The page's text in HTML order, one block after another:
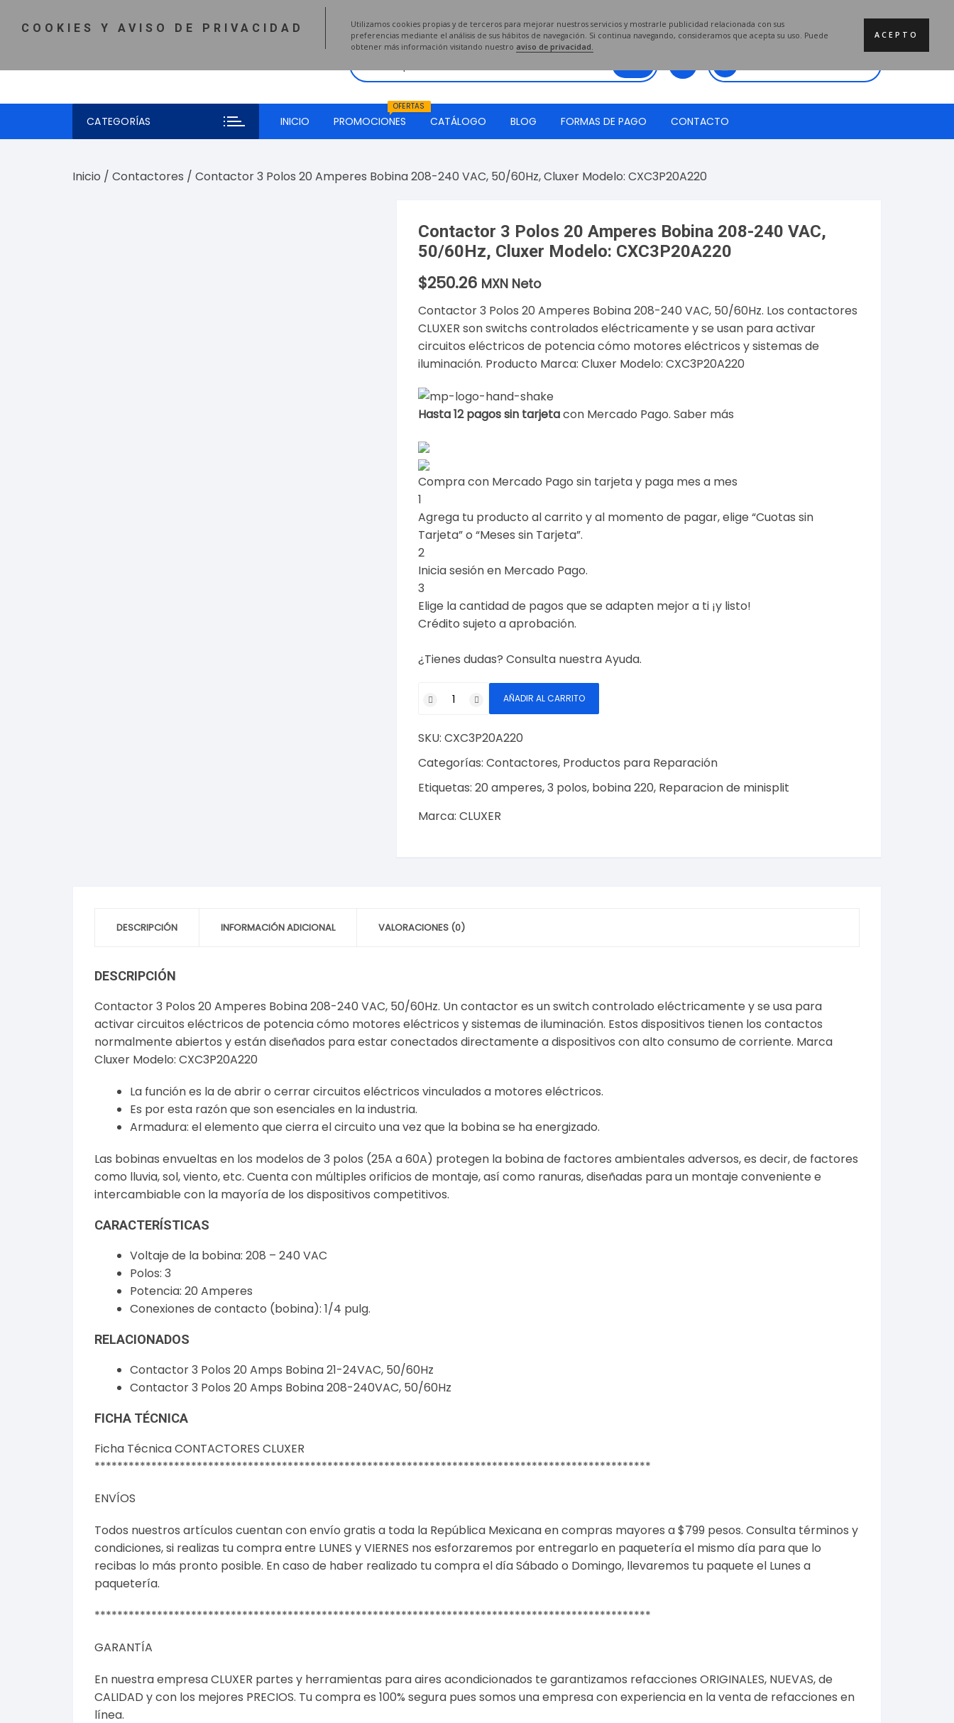
COOKIES Y AVISO DE PRIVACIDAD
Utilizamos cookies propias y de terceros para mejorar nuestros servicios y mostrarle publicidad relacionada con sus
preferencias mediante el análisis de sus hábitos de navegación. Si continua navegando, consideramos que acepta su uso. Puede
obtener más información visitando nuestro aviso de privacidad.
ACEPTO
CATEGORÍAS INICIO PROMOCIONES
OFERTAS
CATÁLOGO BLOG FORMAS DE PAGO CONTACTO
Inicio / Contactores / Contactor 3 Polos 20 Amperes Bobina 208-240 VAC, 50/60Hz, Cluxer Modelo: CXC3P20A220
Contactor 3 Polos 20 Amperes Bobina 208-240 VAC,
50/60Hz, Cluxer Modelo: CXC3P20A220
$250.26 MXN Neto
Contactor 3 Polos 20 Amperes Bobina 208-240 VAC, 50/60Hz. Los contactores
CLUXER son switchs controlados eléctricamente y se usan para activar
circuitos eléctricos de potencia cómo motores eléctricos y sistemas de
iluminación. Producto Marca: Cluxer Modelo: CXC3P20A220
Hasta 12 pagos sin tarjetacon Mercado Pago. Saber más
Compra con Mercado Pago sin tarjeta y paga mes a mes
1
Agrega tu producto al carrito y al momento de pagar, elige “Cuotas sin
Tarjeta” o “Meses sin Tarjeta”.
2
Inicia sesión en Mercado Pago.
3
Elige la cantidad de pagos que se adapten mejor a ti ¡y listo!
Crédito sujeto a aprobación.
¿Tienes dudas? Consulta nuestraAyuda.
20
Amperes
208-
240
AÑADIR AL CARRITO
SKU: CXC3P20A220
Categorías: Contactores, Productos para Reparación
Etiquetas: 20 amperes,3 polos, bobina 220, Reparacion de minisplit
Marca: CLUXER
DESCRIPCIÓN INFORMACIÓN ADICIONAL VALORACIONES (0)
DESCRIPCIÓN
Contactor 3 Polos 20 Amperes Bobina 208-240 VAC, 50/60Hz. Un contactor es un switch controlado eléctricamente y se usa para
activar circuitos eléctricos de potencia cómo motores eléctricos y sistemas de iluminación. Estos dispositivos tienen los contactos
normalmente abiertos y están diseñados para estar conectados directamente a dispositivos con alto consumo de corriente. Marca
Cluxer Modelo: CXC3P20A220
La función es la de abrir o cerrar circuitos eléctricos vinculados a motores eléctricos.
Es por esta razón que son esenciales en la industria.
Armadura: el elemento que cierra el circuito una vez que la bobina se ha energizado.
Las bobinas envueltas en los modelos de 3 polos (25A a 60A) protegen la bobina de factores ambientales adversos, es decir, de factores
como lluvia, sol, viento, etc. Cuenta con múltiples orificios de montaje, así como ranuras, diseñadas para un montaje conveniente e
intercambiable con la mayoría de los dispositivos competitivos.
CARACTERÍSTICAS
Voltaje de la bobina: 208 – 240 VAC
Polos: 3
Potencia: 20 Amperes
Conexiones de contacto (bobina): 1/4 pulg.
RELACIONADOS
Contactor 3 Polos 20 Amps Bobina 21-24VAC, 50/60Hz
Contactor 3 Polos 20 Amps Bobina 208-240VAC, 50/60Hz
FICHA TÉCNICA
Ficha Técnica CONTACTORES CLUXER
**************************************************************************************************
ENVÍOS
Todos nuestros artículos cuentan con envío gratis a toda la República Mexicana en compras mayores a $799 pesos. Consulta términos y
condiciones, si realizas tu compra entre LUNES y VIERNES nos esforzaremos por entregarlo en paquetería el mismo día para que lo
recibas lo más pronto posible. En caso de haber realizado tu compra el día Sábado o Domingo, llevaremos tu paquete el Lunes a
paquetería.
**************************************************************************************************
GARANTÍA
En nuestra empresa CLUXER partes y herramientas para aires acondicionados te garantizamos refacciones ORIGINALES, NUEVAS, de
CALIDAD y con los mejores PRECIOS. Tu compra es 100% segura pues somos una empresa con experiencia en la venta de refacciones en
línea.